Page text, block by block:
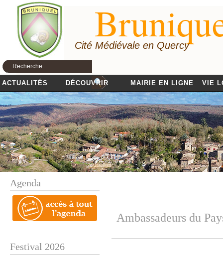
Cité Médiévale en Quercy
ACTUALITÉS DÉCOUVRIR MAIRIE EN LIGNE VIE
Agenda
Festival 2026
Ambassadeurs du